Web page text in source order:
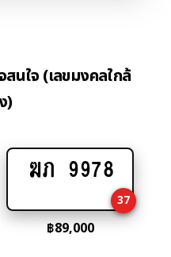
นใจ (เลขมงคลใกล้
)
Add
cart
ฆภ 9978
37
฿89,000